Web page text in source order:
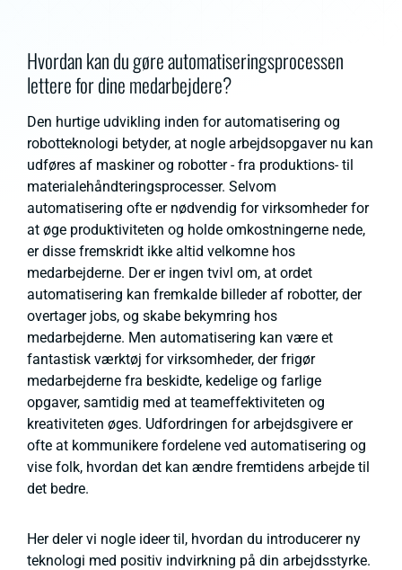
Hvordan kan du gøre automatiseringsprocessen
lettere for dine medarbejdere?
Den hurtige udvikling inden for automatisering og
robotteknologi betyder, at nogle arbejdsopgaver nu kan
udføres af maskiner og robotter - fra produktions- til
materialehåndteringsprocesser. Selvom
automatisering ofte er nødvendig for virksomheder for
at øge produktiviteten og holde omkostningerne nede,
er disse fremskridt ikke altid velkomne hos
medarbejderne. Der er ingen tvivl om, at ordet
automatisering kan fremkalde billeder af robotter, der
overtager jobs, og skabe bekymring hos
medarbejderne. Men automatisering kan være et
fantastisk værktøj for virksomheder, der frigør
medarbejderne fra beskidte, kedelige og farlige
opgaver, samtidig med at teameffektiviteten og
kreativiteten øges. Udfordringen for arbejdsgivere er
ofte at kommunikere fordelene ved automatisering og
vise folk, hvordan det kan ændre fremtidens arbejde til
det bedre.
Her deler vi nogle ideer til, hvordan du introducerer ny
teknologi med positiv indvirkning på din arbejdsstyrke.